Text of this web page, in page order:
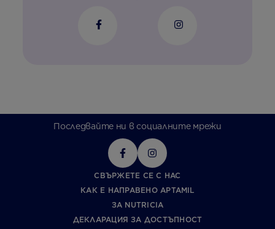
Последвайте ни в социалните мрежи
СВЪРЖЕТЕ СЕ С НАС
КАК Е НАПРАВЕНО APTAMIL
ЗА NUTRICIA
ДЕКЛАРАЦИЯ ЗА ДОСТЪПНОСТ